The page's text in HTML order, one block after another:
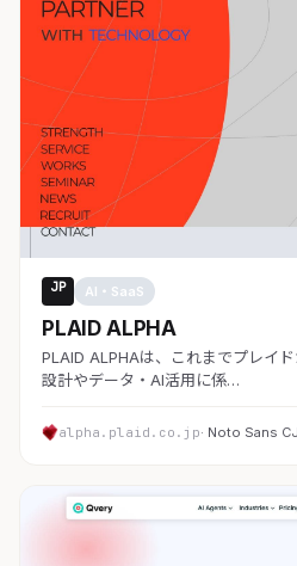
JP AI・SaaS
PLAID ALPHA
PLAID ALPHAは、これまでプレイ
設計やデータ・AI活用に係…
alpha.plaid.co.jp· Noto Sans